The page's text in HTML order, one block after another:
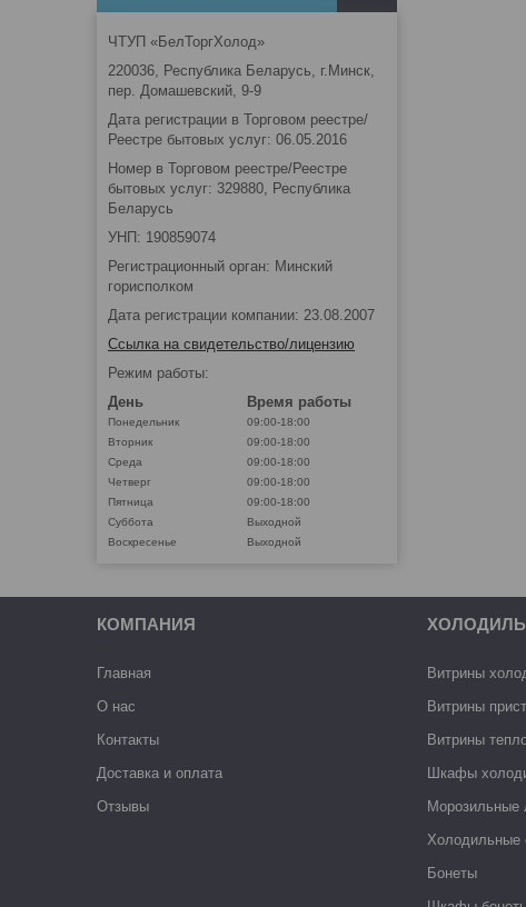
ЧТУП «БелТоргХолод»
220036, Республика Беларусь, г.Минск,
пер. Домашевский, 9-9
Дата регистрации в Торговом реестре/
Реестре бытовых услуг: 06.05.2016
Номер в Торговом реестре/Реестре
бытовых услуг: 329880, Республика
Беларусь
УНП: 190859074
Регистрационный орган: Минский
горисполком
Дата регистрации компании: 23.08.2007
Ссылка на свидетельство/лицензию
Режим работы:
День
Время работы
Понедельник
09:00-18:00
Вторник
09:00-18:00
Среда
09:00-18:00
Четверг
09:00-18:00
Пятница
09:00-18:00
Суббота
Выходной
Воскресенье
Выходной
КОМПАНИЯ
Главная
О нас
Контакты
Доставка и оплата
Отзывы
Витрины
Витрины
Витрины
Шкафы
Морозильные
Холодильные
Бонеты